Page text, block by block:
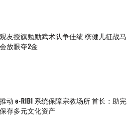
友授旗勉励武术队争佳绩 槟健儿征战马
放眼夺2金
动 e-RIBI 系统保障宗教场所 首长：助完
存多元文化资产